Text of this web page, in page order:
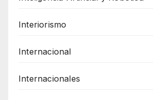
Interiorismo
Internacional
Internacionales